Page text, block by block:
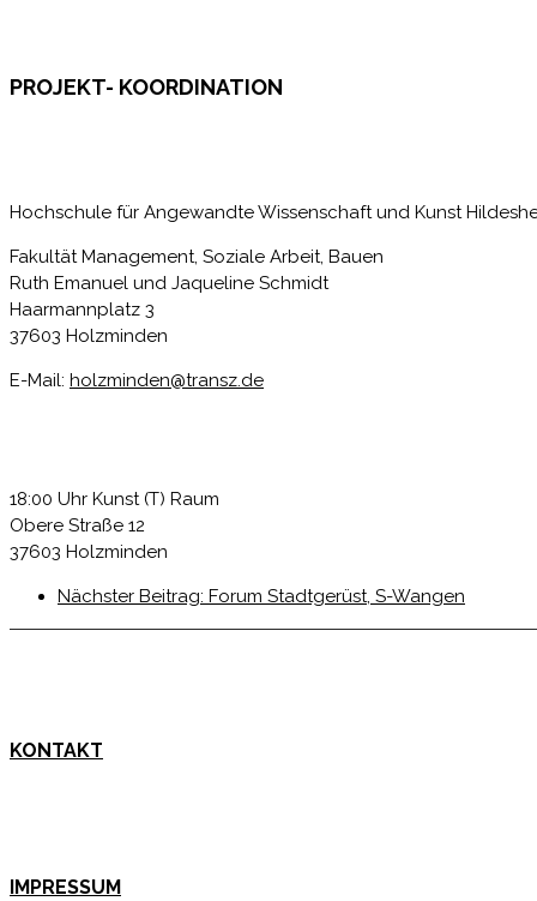
PROJEKT- KOORDINATION
Hochschule für Angewandte Wissenschaft und Kunst
Fakultät Management, Soziale Arbeit, Bauen
Ruth Emanuel und Jaqueline Schmidt
Haarmannplatz 3
37603 Holzminden
E-Mail: holzminden@transz.de
18:00 Uhr Kunst (T) Raum
Obere Straße 12
37603 Holzminden
Nächster Beitrag: Forum Stadtgerüst, S-Wangen
KONTAKT
IMPRESSUM